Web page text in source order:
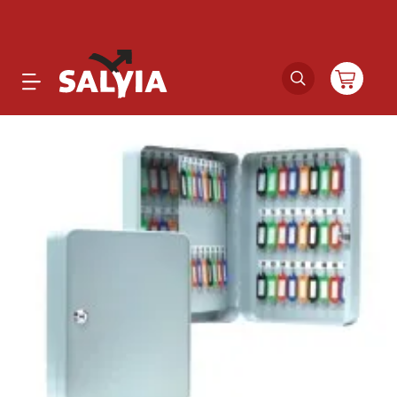
Outlet
Marcas